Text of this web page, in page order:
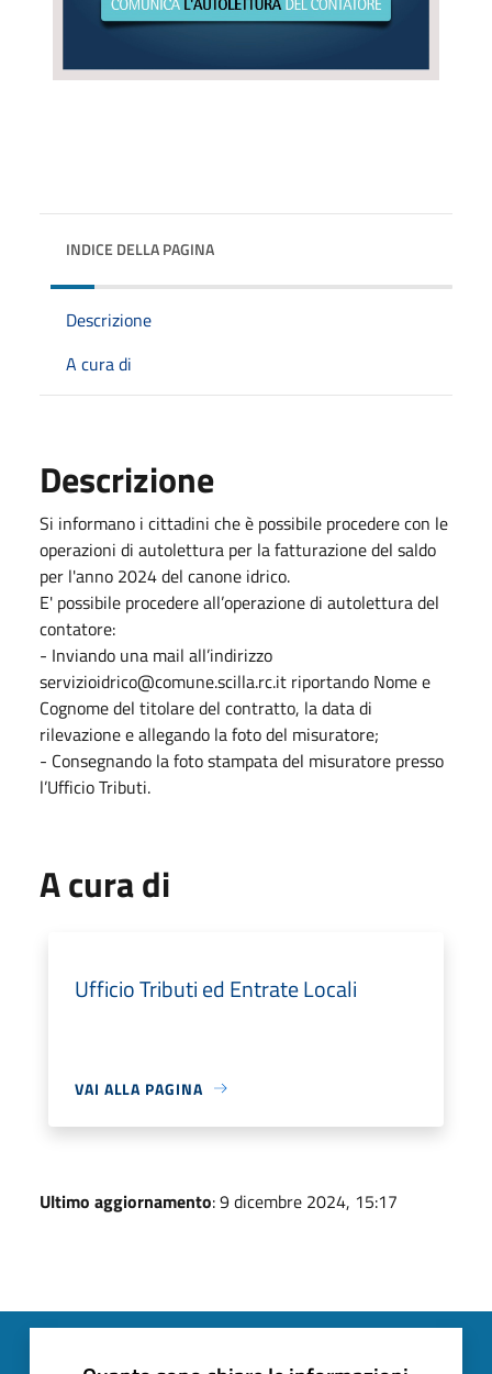
INDICE DELLA PAGINA
Descrizione
A cura di
Descrizione
Si informano i cittadini che è possibile procedere con le
operazioni di autolettura per la fatturazione del saldo
per l'anno 2024 del canone idrico.
E' possibile procedere all’operazione di autolettura del
contatore:
- Inviando una mail all’indirizzo
servizioidrico@comune.scilla.rc.it riportando Nome e
Cognome del titolare del contratto, la data di
rilevazione e allegando la foto del misuratore;
- Consegnando la foto stampata del misuratore presso
l’Ufficio Tributi.
A cura di
Ufficio Tributi ed Entrate Locali
VAI ALLA PAGINA
Ultimo aggiornamento: 9 dicembre 2024, 15:17